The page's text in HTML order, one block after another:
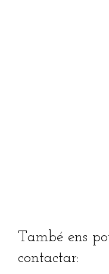
També ens
contactar: